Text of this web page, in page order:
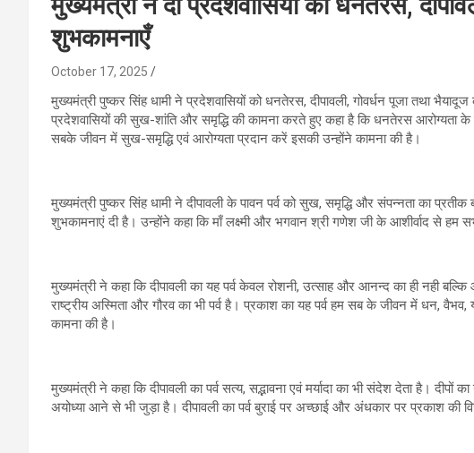
शुभकामनाएँ
October 17, 2025
मुख्यमंत्री पुष्कर सिंह धामी ने प्रदेशवासियों को धनतेरस, दीपावली, गोवर्धन पूजा तथा
प्रदेशवासियों की सुख-शांति और समृद्धि की कामना करते हुए कहा है कि धनतेरस आरोग्यता के
सबके जीवन में सुख-समृद्धि एवं आरोग्यता प्रदान करें इसकी उन्होंने कामना की है।
मुख्यमंत्री पुष्कर सिंह धामी ने दीपावली के पावन पर्व को सुख, समृद्धि और संपन्नता का प्रतीक
शुभकामनाएं दी है। उन्होंने कहा कि माँ लक्ष्मी और भगवान श्री गणेश जी के आशीर्वाद से हम
मुख्यमंत्री ने कहा कि दीपावली का यह पर्व केवल रोशनी, उत्साह और आनन्द का ही नही बल्कि
राष्ट्रीय अस्मिता और गौरव का भी पर्व है। प्रकाश का यह पर्व हम सब के जीवन में धन,
कामना की है।
मुख्यमंत्री ने कहा कि दीपावली का पर्व सत्य, सद्भावना एवं मर्यादा का भी संदेश देता है। दीपों
अयोध्या आने से भी जुड़ा है। दीपावली का पर्व बुराई पर अच्छाई और अंधकार पर प्रकाश की